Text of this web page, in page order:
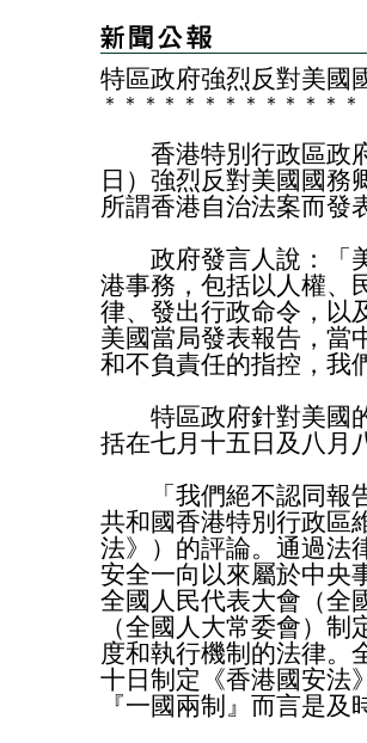
特區政府強烈反對美國
＊ ＊ ＊ ＊ ＊ ＊ ＊ ＊ ＊ ＊ ＊ ＊ ＊
香港特別行政區政府
日）強烈反對美國國務
所謂香港自治法案而發
政府發言人說：「美
港事務，包括以人權、
律、發出行政命令，以
美國當局發表報告，當
和不負責任的指控，我
特區政府針對美國的
括在七月十五日 及 八月
「我們絕不認同報告
共和國香港特別行政區
法》）的評論。通過法
安全一向以來屬於中央
全國人民代表大會（全
（全國人大常委會）
度和執行機制的法律。
十日制定《香港國安法
『一國兩制』而言是及